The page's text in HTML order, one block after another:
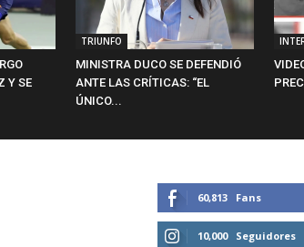
Y SE
TRIUNFO
MINISTRA DUCO SE DEFENDIÓ
ANTE LAS CRÍTICAS: “EL
ÚNICO...
60,813 Fans
10,000 Seguidores